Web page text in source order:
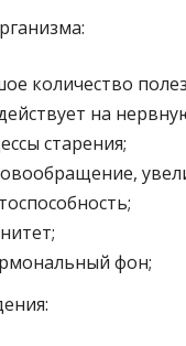
количество
на
старения;
фон;